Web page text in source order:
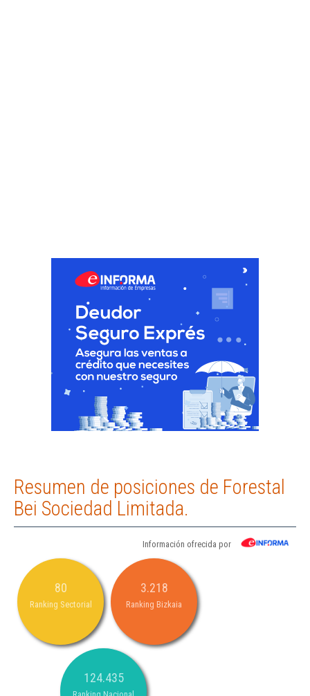
Resumen de posiciones de Forestal
Bei Sociedad Limitada.
Información ofrecida por
80
Ranking Sectorial
3.218
Ranking Bizkaia
124.435